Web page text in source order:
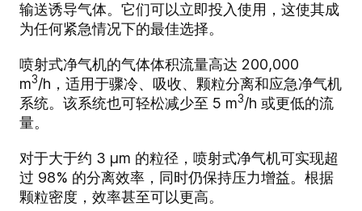
输送诱导气体。它们可以立即投入使用，这使其成
为任何紧急情况下的最佳选择。
喷射式净气机的气体体积流量高达 200,000
m3/h，适用于骤冷、吸收、颗粒分离和应急净气机
系统。该系统也可轻松减少至 5 m3/h 或更低的流
量。
对于大于约 3 µm 的粒径，喷射式净气机可实现超
过 98% 的分离效率，同时仍保持压力增益。根据
颗粒密度，效率甚至可以更高。